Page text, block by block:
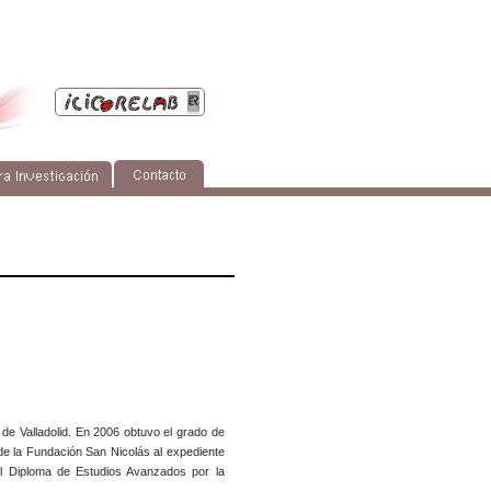
Valladolid. En 2006 obtuvo el grado de
la Fundación San Nicolás al expediente
Diploma de Estudios Avanzados por la